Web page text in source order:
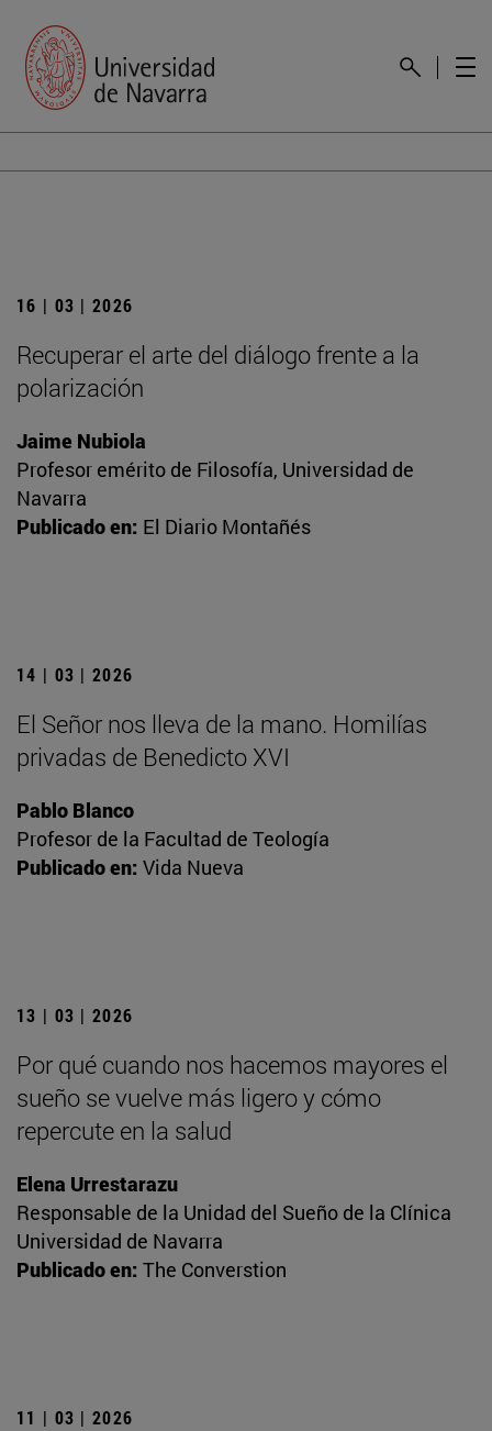
16 | 03 | 2026
Recuperar el arte del diálogo frente a la
polarización
Jaime Nubiola
Profesor emérito de Filosofía, Universidad de
Navarra
Publicado en: El Diario Montañés
14 | 03 | 2026
El Señor nos lleva de la mano. Homilías
privadas de Benedicto XVI
Pablo Blanco
Profesor de la Facultad de Teología
Publicado en: Vida Nueva
13 | 03 | 2026
Por qué cuando nos hacemos mayores el
sueño se vuelve más ligero y cómo
repercute en la salud
Elena Urrestarazu
Responsable de la Unidad del Sueño de la Clínica
Universidad de Navarra
Publicado en: The Converstion
11 | 03 | 2026